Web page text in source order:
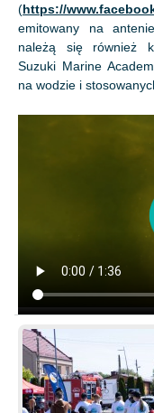
(https://
emitowany na
należą się również
Suzuki Marine
na wodzie i